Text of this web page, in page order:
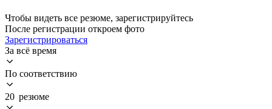
Чтобы видеть все резюме, зарегистрируйтесь
После регистрации откроем фото
Зарегистрироваться
За всё время
По соответствию
20 резюме